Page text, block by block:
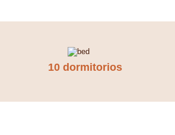
10 dormitorios